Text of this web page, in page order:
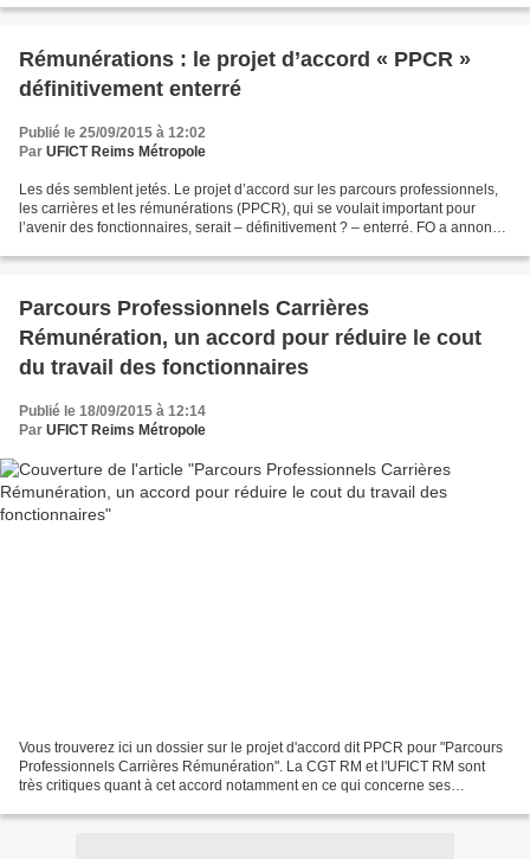
Rémunérations : le projet d’accord « PPCR »
définitivement enterré
Publié le 25/09/2015 à 12:02
Par UFICT Reims Métropole
Les dés semblent jetés. Le projet d’accord sur les parcours professionnels,
les carrières et les rémunérations (PPCR), qui se voulait important pour
l’avenir des fonctionnaires, serait – définitivement ? – enterré. FO a annoncé,
Parcours Professionnels Carrières
Rémunération, un accord pour réduire le cout
du travail des fonctionnaires
Publié le 18/09/2015 à 12:14
Par UFICT Reims Métropole
Vous trouverez ici un dossier sur le projet d'accord dit PPCR pour "Parcours
Professionnels Carrières Rémunération". La CGT RM et l'UFICT RM sont
très critiques quant à cet accord notamment en ce qui concerne ses